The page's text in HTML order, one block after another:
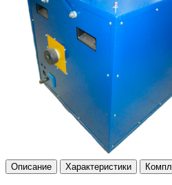
Описание Характеристики